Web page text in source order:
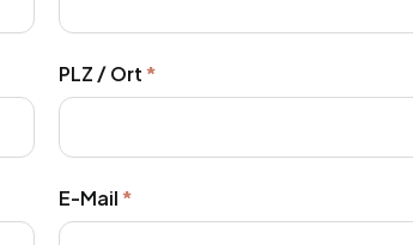
PLZ / Ort*
Pflichtfeld
E-Mail*
Pflichtfeld